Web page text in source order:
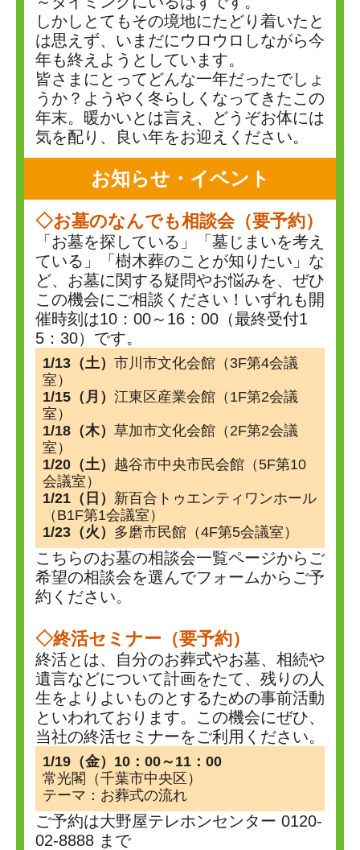
しかしとてもその境地にたどり着いたと
は思えず、いまだにウロウロしながら今
年も終えようとしています。
皆さまにとってどんな一年だったでしょ
うか？ようやく冬らしくなってきたこの
年末。暖かいとは言え、どうぞお体には
気を配り、良い年をお迎えください。
お知らせ・イベント
◇お墓のなんでも相談会（要予約）
「お墓を探している」「墓じまいを考え
ている」「樹木葬のことが知りたい」な
ど、お墓に関する疑問やお悩みを、ぜひ
この機会にご相談ください！いずれも開
催時刻は10：00～16：00（最終受付1
5：30）です。
1/13（土） 市川市文化会館（3F第4会議
室）
1/15（月） 江東区産業会館（1F第2会議
室）
1/18（木） 草加市文化会館（2F第2会議
室）
1/20（土） 越谷市中央市民会館（5F第10
会議室）
1/21（日） 新百合トゥエンティワンホール
（B1F第1会議室）
1/23（火） 多磨市民館（4F第5会議室）
こちらのお墓の相談会一覧ページからご
希望の相談会を選んでフォームからご予
約ください。
◇終活セミナー（要予約）
終活とは、自分のお葬式やお墓、相続や
遺言などについて計画をたて、残りの人
生をよりよいものとするための事前活動
といわれております。この機会にぜひ、
当社の終活セミナーをご利用ください。
1/19（金）10：00～11：00
常光閣（千葉市中央区）
テーマ：お葬式の流れ
ご予約は大野屋テレホンセンター 0120-
02-8888 まで